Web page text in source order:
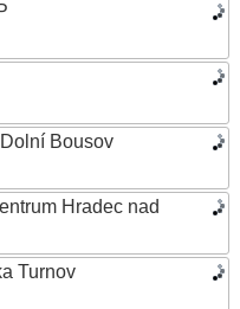
Bousov
Hradec nad
Turnov